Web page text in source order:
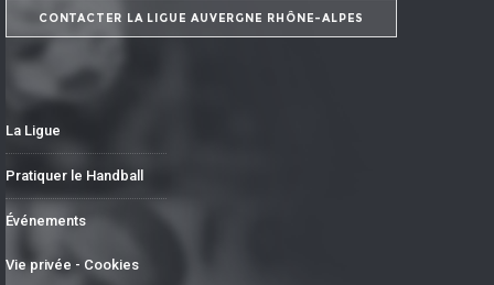
CONTACTER LA LIGUE AUVERGNE RHÔNE-ALPES
La Ligue
Pratiquer le Handball
Événements
Vie privée - Cookies